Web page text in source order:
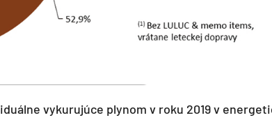
vykurujúce plynom v roku 2019 v